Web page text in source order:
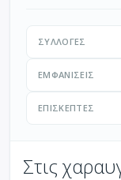
ΣΥΛΛΟΓΈΣ
ΕΜΦΑΝΊΣΕΙΣ
ΕΠΙΣΚΈΠΤΕΣ
Στις